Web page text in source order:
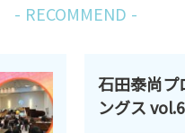
RECOMMEND
石田泰尚プ
ングス